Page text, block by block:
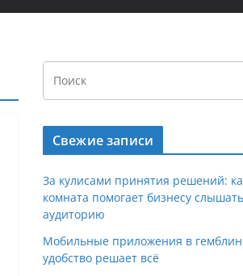
Свежие записи
За кулисами принятия решений:
комната помогает бизнесу
аудиторию
Мобильные приложения в
удобство решает всё